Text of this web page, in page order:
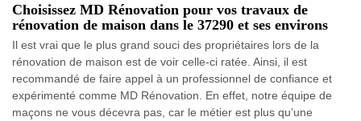
Choisissez MD Rénovation pour vos travaux de
rénovation de maison dans le 37290 et ses environs
Il est vrai que le plus grand souci des propriétaires lors de la
rénovation de maison est de voir celle-ci ratée. Ainsi, il est
recommandé de faire appel à un professionnel de confiance et
expérimenté comme MD Rénovation. En effet, notre équipe de
maçons ne vous décevra pas, car le métier est plus qu’une